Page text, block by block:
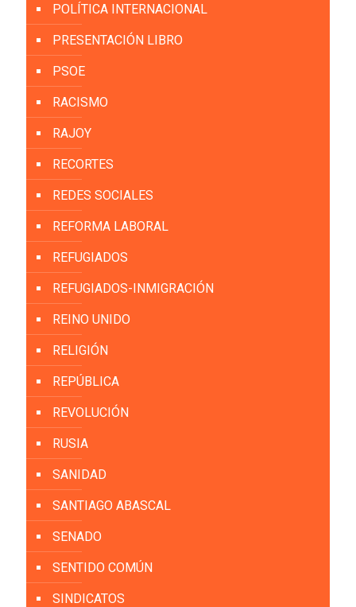
POLÍTICA INTERNACIONAL
PRESENTACIÓN LIBRO
PSOE
RACISMO
RAJOY
RECORTES
REDES SOCIALES
REFORMA LABORAL
REFUGIADOS
REFUGIADOS-INMIGRACIÓN
REINO UNIDO
RELIGIÓN
REPÚBLICA
REVOLUCIÓN
RUSIA
SANIDAD
SANTIAGO ABASCAL
SENADO
SENTIDO COMÚN
SINDICATOS